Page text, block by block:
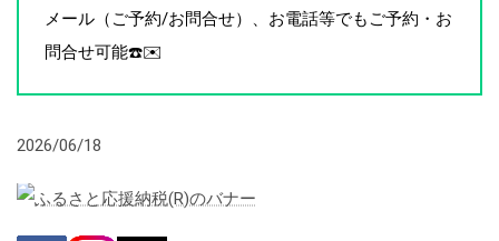
メール（ご予約/お問合せ）、お電話等でもご予約・お
問合せ可能☎️✉️
2026/06/18